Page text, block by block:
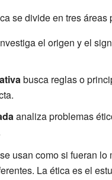
se divide en tres áreas
el origen y el
busca reglas o
analiza problemas
usan como si fueran lo
La ética es el